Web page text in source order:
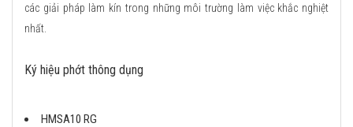
các giải pháp làm kín trong những môi trường làm việc khắc nghiệt
nhất.
Ký hiệu phớt thông dụng
HMSA10 RG